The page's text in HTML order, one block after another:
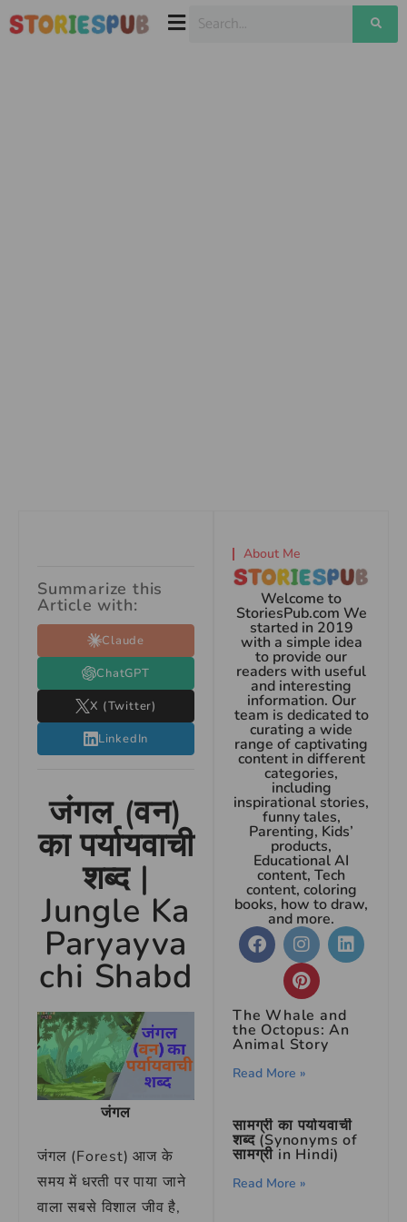
Summarize this
Article with:
Claude
ChatGPT
X (Twitter)
LinkedIn
जंगल (वन)
का पर्यायवाची
शब्द |
Jungle Ka
Paryayva
chi Shabd
जंगल
जंगल (Forest) आज के
समय में धरती पर पाया जाने
वाला सबसे विशाल जीव है,
About Me
Welcome to
StoriesPub.com We
started in 2019
with a simple idea
to provide our
readers with useful
and interesting
information. Our
team is dedicated to
curating a wide
range of captivating
content in different
categories,
including
inspirational stories,
funny tales,
Parenting, Kids’
products,
Educational AI
content, Tech
content, coloring
books, how to draw,
and more.
The Whale and
the Octopus: An
Animal Story
Read More »
सामग्री का पर्यायवाची
शब्द (Synonyms of
सामग्री in Hindi)
Read More »